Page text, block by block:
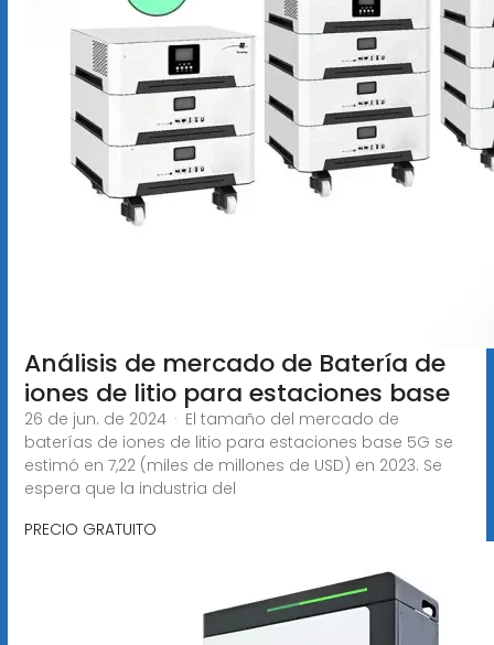
Análisis de mercado de Batería de
iones de litio para estaciones base
26 de jun. de 2024 · El tamaño del mercado de
baterías de iones de litio para estaciones base 5G se
estimó en 7,22 (miles de millones de USD) en 2023. Se
espera que la industria del
PRECIO GRATUITO